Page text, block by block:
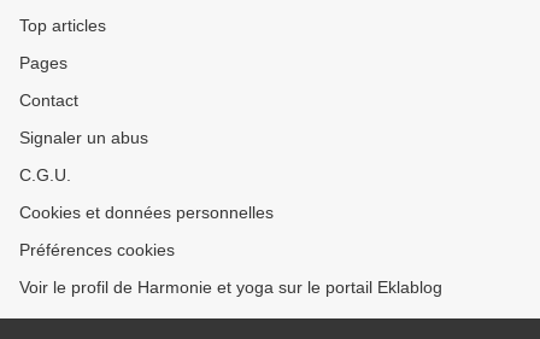
Top articles
Pages
Contact
Signaler un abus
C.G.U.
Cookies et données personnelles
Préférences cookies
Voir le profil de Harmonie et yoga sur le portail Eklablog